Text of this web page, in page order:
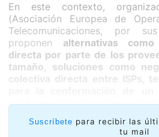
En este contexto,
(Asociación Europea de
Telecomunicaciones, por
proponen alternativas
directa por parte de los
tamaño, soluciones como
colectiva directa entre ISPs,
conformación de un impuesto
Suscríbete para recibir las
tu mail